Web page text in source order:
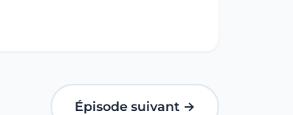
Épisode suivant →